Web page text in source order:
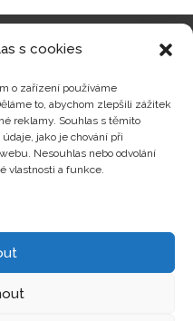
s cookies
o zařízení používáme
to, abychom zlepšili zážitek
reklamy. Souhlas s těmito
jako je chování při
Nesouhlas nebo odvolání
vlastnosti a funkce.